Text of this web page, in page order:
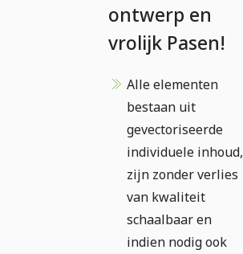
ontwerp en
vrolijk Pasen!
Alle elementen
bestaan uit
gevectoriseerde
individuele inhoud,
zijn zonder verlies
van kwaliteit
schaalbaar en
indien nodig ook